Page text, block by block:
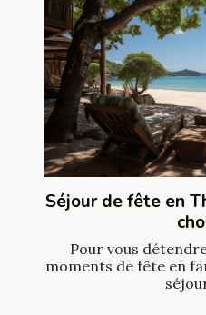
Séjour de fête en
Pour vous
moments de fête en